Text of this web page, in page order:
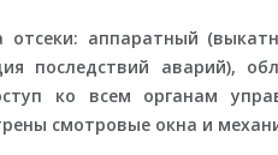
отсеки: аппаратный
последствий аварий),
ко всем органам
смотровые окна и